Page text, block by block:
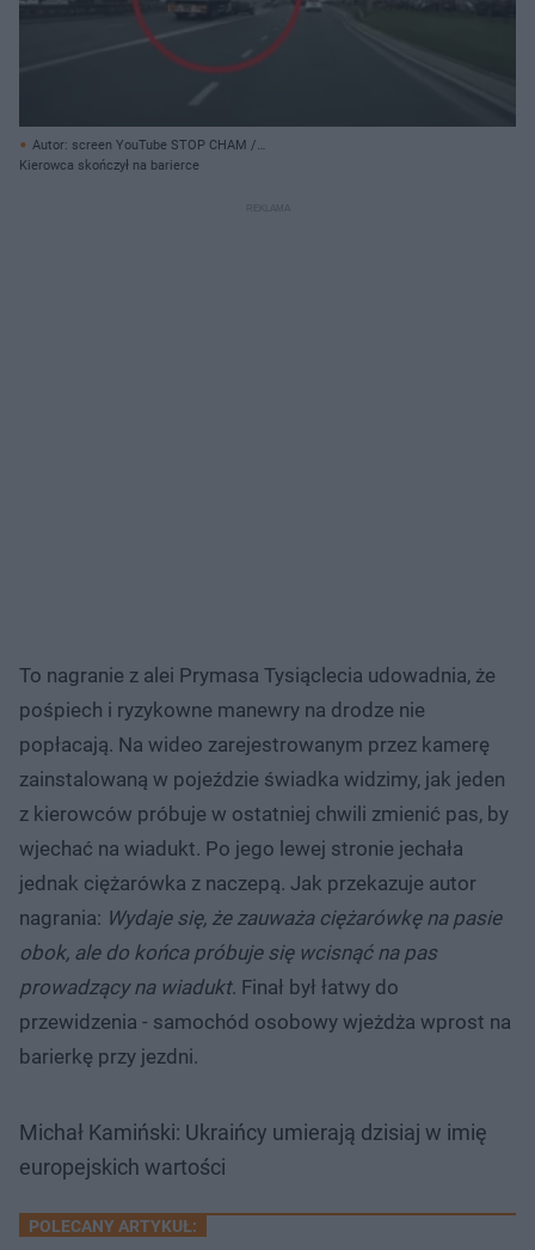
Autor: screen YouTube STOP CHAM /
https://www.youtube.com/channel/UCJ0VFYHC4J6KhC_ohzrJ0eA/
Kierowca skończył na barierce
To nagranie z alei Prymasa Tysiąclecia udowadnia, że
pośpiech i ryzykowne manewry na drodze nie
popłacają. Na wideo zarejestrowanym przez kamerę
zainstalowaną w pojeździe świadka widzimy, jak jeden
z kierowców próbuje w ostatniej chwili zmienić pas, by
wjechać na wiadukt. Po jego lewej stronie jechała
jednak ciężarówka z naczepą. Jak przekazuje autor
nagrania: Wydaje się, że zauważa ciężarówkę na pasie
obok, ale do końca próbuje się wcisnąć na pas
prowadzący na wiadukt. Finał był łatwy do
przewidzenia - samochód osobowy wjeżdża wprost na
barierkę przy jezdni.
Michał Kamiński: Ukraińcy umierają dzisiaj w imię
europejskich wartości
POLECANY ARTYKUŁ: